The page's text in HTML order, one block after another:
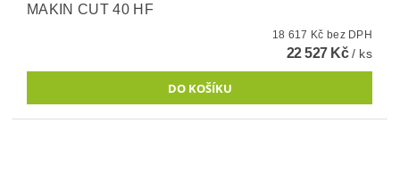
MAKIN CUT 40 HF
18 617 Kč bez DPH
22 527 Kč/ ks